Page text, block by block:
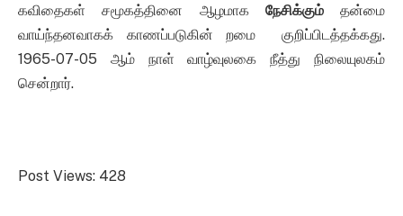
கவிதைகள் சமூகத்தினை ஆழமாக நேசிக்கும்தன்மை
வாய்ந்தனவாகக் காணப்படுகின் றமை குறிப்பிடத்தக்கது.
1965-07-05 ஆம் நாள் வாழ்வுலகை நீத்து நிலையுலகம்
சென்றார்.
Post Views: 428